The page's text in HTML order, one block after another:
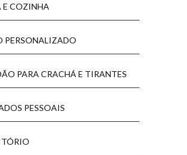
E COZINHA
PERSONALIZADO
PARA CRACHÁ E TIRANTES
PESSOAIS